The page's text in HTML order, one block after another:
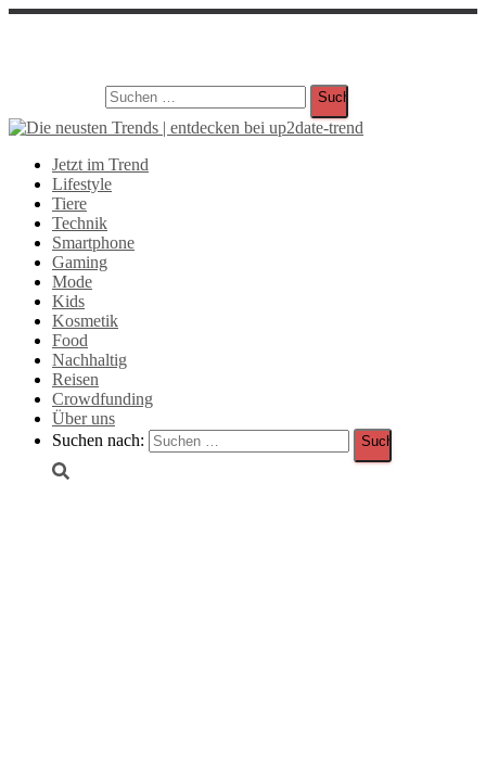
Jetzt im Trend
Lifestyle
Tiere
Technik
Smartphone
Gaming
Mode
Kids
Kosmetik
Food
Nachhaltig
Reisen
Crowdfunding
Über uns
Suchen nach: